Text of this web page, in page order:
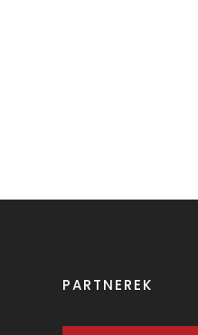
PARTNEREK